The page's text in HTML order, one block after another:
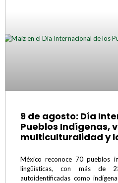
9 de agosto: Día
Pueblos Indígenas,
multiculturalidad y
México reconoce 70 pueblos
lingüísticas, con más de
autoidentificadas como